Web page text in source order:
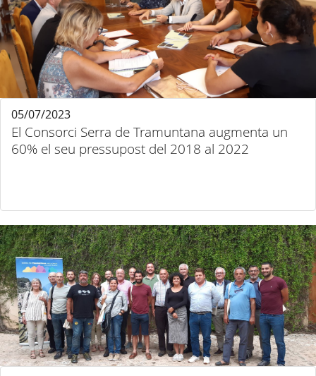
El Consorci Serra de Tramuntana augmenta un
60% el seu pressupost del 2018 al 2022
05/07/2023